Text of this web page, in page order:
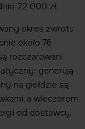
22 000 zł.
okres zwrotu
około 76
rozczarowani
generują
na giełdzie są
a wieczorem
od dostawcy.